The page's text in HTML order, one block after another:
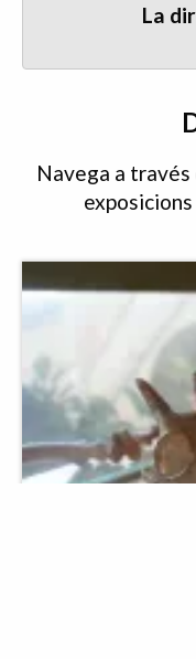
La
Navega a